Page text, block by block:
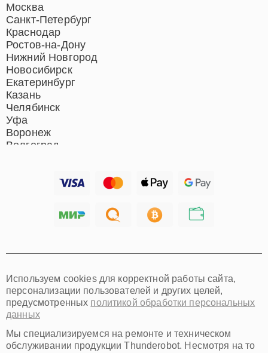
Москва
Санкт-Петербург
Краснодар
Ростов-на-Дону
Нижний Новгород
Новосибирск
Екатеринбург
Казань
Челябинск
Уфа
Воронеж
Волгоград
Хабаровск
Иркутск
Омск
Красноярск
Пермь
Ульяновск
Киров
Архангельск
Используем cookies для корректной работы сайта,
персонализации пользователей и других целей,
предусмотренных политикой обработки персональных
данных
Мы специализируемся на ремонте и техническом
обслуживании продукции Thunderobot. Несмотря на то